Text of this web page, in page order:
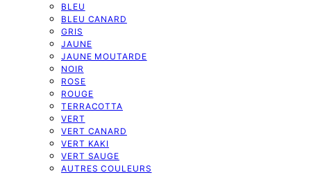
BLEU
BLEU CANARD
GRIS
JAUNE
JAUNE MOUTARDE
NOIR
ROSE
ROUGE
TERRACOTTA
VERT
VERT CANARD
VERT KAKI
VERT SAUGE
AUTRES COULEURS